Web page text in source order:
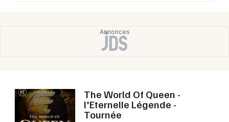
The World Of Queen -
l'Eternelle Légende -
Tournée